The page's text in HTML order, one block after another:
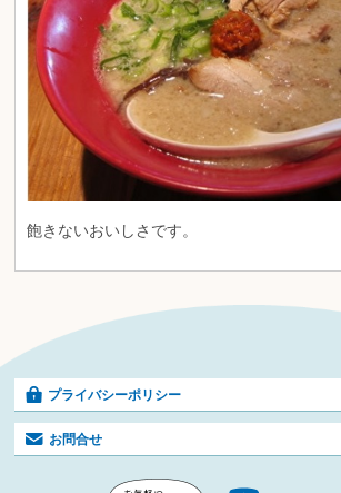
飽きないおいしさです。
プライバシーポリシー
お問合せ